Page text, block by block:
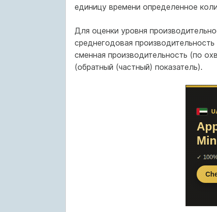
единицу времени определенное
Для оценки уровня
среднегодовая
сменная производительность (по
(обратный (частный) показатель).